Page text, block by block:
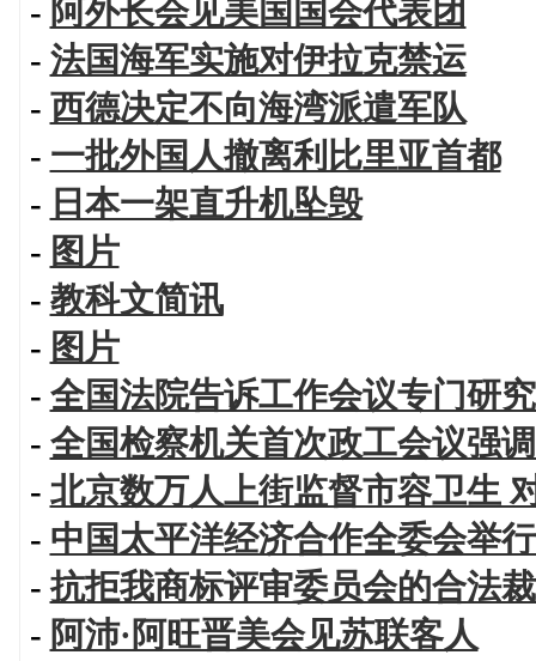
- 阿外长会见美国国会代表团
- 法国海军实施对伊拉克禁运
- 西德决定不向海湾派遣军队
- 一批外国人撤离利比里亚首都
- 日本一架直升机坠毁
- 图片
- 教科文简讯
- 图片
- 全国法院告诉工作会议专门研
- 全国检察机关首次政工会议强
- 北京数万人上街监督市容卫生
- 中国太平洋经济合作全委会举
-抗拒我商标评审委员会的合法
- 阿沛·阿旺晋美会见苏联客人